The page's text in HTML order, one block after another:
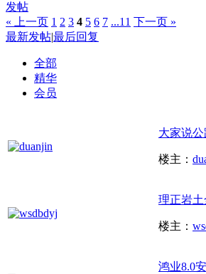
发帖
« 上一页 1 2 3 4 5 6 7 ...11 下一页 »
最新发帖|最后回复
全部
精华
会员
大家说
楼主：
理正岩
楼主：
鸿业8.0